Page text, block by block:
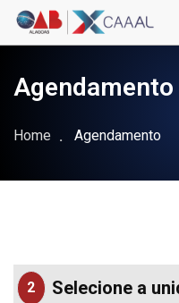
Agendamento
Home Agendamento
2 Selecione a